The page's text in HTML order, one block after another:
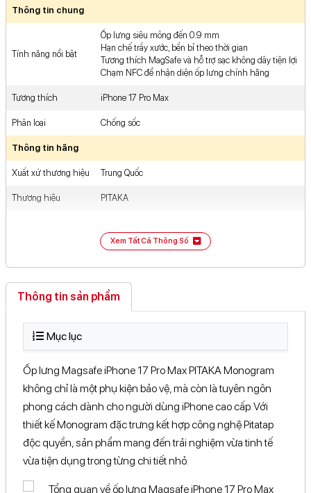
Thông tin chung
Tính năng nổi bật
Ốp lưng siêu mỏng đến 0.9 mm
Hạn chế trầy xước, bền bỉ theo thời gian
Tương thích MagSafe và hỗ trợ sạc không dây tiện lợi
Chạm NFC để nhận diện ốp lưng chính hãng
Tương thích iPhone 17 Pro Max
Phân loại Chống sốc
Thông tin hãng
Xuất xứ thương hiệu Trung Quốc
Thương hiệu PITAKA
Xem Tất Cả Thông Số
Thông tin sản phẩm
Mục lục
Ốp lưng Magsafe iPhone 17 Pro Max PITAKA Monogram
không chỉ là một phụ kiện bảo vệ, mà còn là tuyên ngôn
phong cách dành cho người dùng iPhone cao cấp. Với
thiết kế Monogram đặc trưng kết hợp công nghệ Pitatap
độc quyền, sản phẩm mang đến trải nghiệm vừa tinh tế
vừa tiện dụng trong từng chi tiết nhỏ.